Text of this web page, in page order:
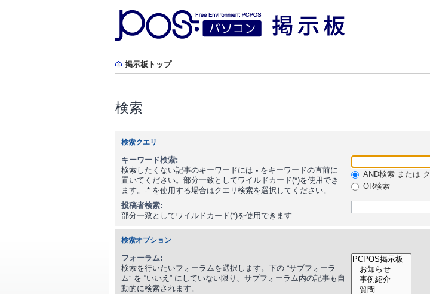
掲示板トップ
検索
検索クエリ
キーワード検索:
検索したくない記事のキーワードには - をキーワードの直前に
置いてください。部分一致としてワイルドカード(*)を使用でき
ます。-* を使用する場合はクエリ検索を選択してください。
AND検索 または
OR検索
投稿者検索:
部分一致としてワイルドカード(*)を使用できます
検索オプション
フォーラム:
検索を行いたいフォーラムを選択します。下の “サブフォーラ
ム” を “いいえ” にしていない限り、サブフォーラム内の記事も自
動的に検索されます。